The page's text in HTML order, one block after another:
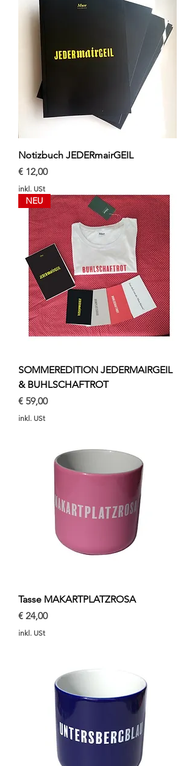
Notizbuch JEDERmairGEIL
Preis
€ 12,00
inkl. USt
NEU
SOMMEREDITION JEDERMAIRGEIL
& BUHLSCHAFTROT
Preis
€ 59,00
inkl. USt
Tasse MAKARTPLATZROSA
Preis
€ 24,00
inkl. USt